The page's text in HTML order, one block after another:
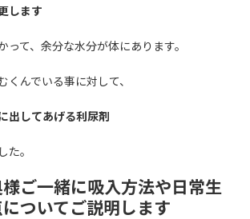
します
って、余分な水分が体にあります。
くんでいる事に対して、
してあげる利尿剤
た。
ご一緒に吸入方法や日常生
ついてご説明します